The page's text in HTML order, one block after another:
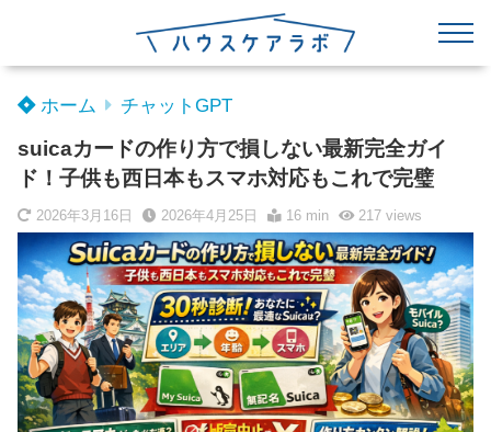
ホーム チャットGPT
suicaカードの作り方で損しない最新完全ガイ
ド！子供も西日本もスマホ対応もこれで完璧
2026年3月16日 2026年4月25日 16 min 217 views